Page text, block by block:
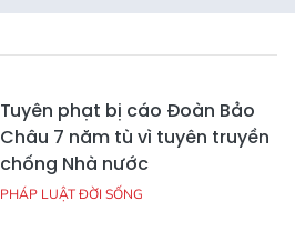
Tuyên phạt bị cáo Đoàn Bảo
Châu 7 năm tù vì tuyên truyền
chống Nhà nước
PHÁP LUẬT ĐỜI SỐNG